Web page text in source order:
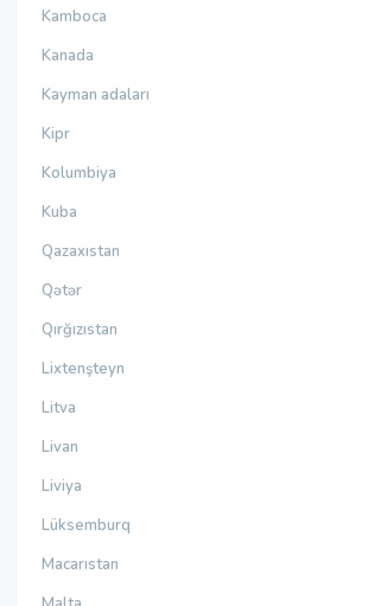
Kamboca
Kanada
Kayman adaları
Kipr
Kolumbiya
Kuba
Qazaxıstan
Qətər
Qırğızıstan
Lixtenşteyn
Litva
Livan
Liviya
Lüksemburq
Macarıstan